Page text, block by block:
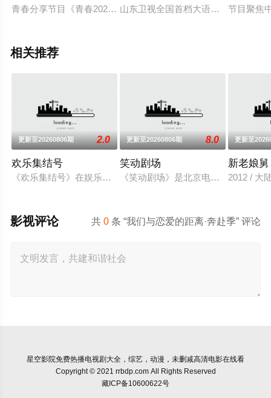
青春分享节目《青春2023》由总台主持人冯硕、总台记者王冰冰
山东卫视全国首档大语文公开课《超
节目聚焦
相关推荐
更新至20260806期 2.0
欢乐集结号
《欢乐集结号》在娱乐资讯类栏目中一枝独秀，领跑全国，是
更新至20260806期 8.0
笑动剧场
《笑动剧场》是北京电视台文艺节目
更新至
新老娘舅
2012 / 大
共0 条 “我们与恋爱的距离·奔赴季” 评论
影视评论
星空影院免费热播电视剧大全，综艺，动漫，未删减高清电影在线看
Copyright © 2021 rrbdp.com All Rights Reserved
藏ICP备10600622号